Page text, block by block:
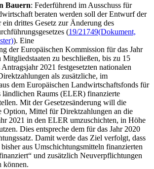
Bauern: Federführend im Ausschuss für
beraten werden soll der Entwurf der
drittes Gesetz zur Änderung des
(19/21749(Dokument,
). Eine
der Europäischen Kommission für das Jahr
zu beschließen, bis zu 15
2021 festgesetzten nationalen
als zusätzliche, im
dem Europäischen Landwirtschaftsfonds für
Raums (ELER) finanzierte
Mit der Gesetzesänderung will die
Option, Mittel für Direktzahlungen an die
2021 in den ELER umzuschichten, in Höhe
Dies entspreche dem für das Jahr 2020
Damit werde das Ziel verfolgt, dass
aus Umschichtungsmitteln finanzierten
und zusätzlich Neuverpflichtungen
können.